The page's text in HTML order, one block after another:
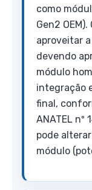
como
Gen2
aproveitar
devendo
módulo
integração
final,
ANATEL nº
pode
módulo